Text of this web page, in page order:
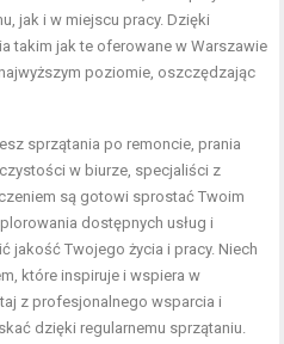
jak i w miejscu pracy. Dzięki
takim jak te oferowane w Warszawie
poziomie, oszczędzając
sprzątania po remoncie, prania
w biurze, specjaliści z
są gotowi sprostać Twoim
dostępnych usług i
jakość Twojego życia i pracy. Niech
które inspiruje i wspiera w
z profesjonalnego wsparcia i
dzięki regularnemu sprzątaniu.